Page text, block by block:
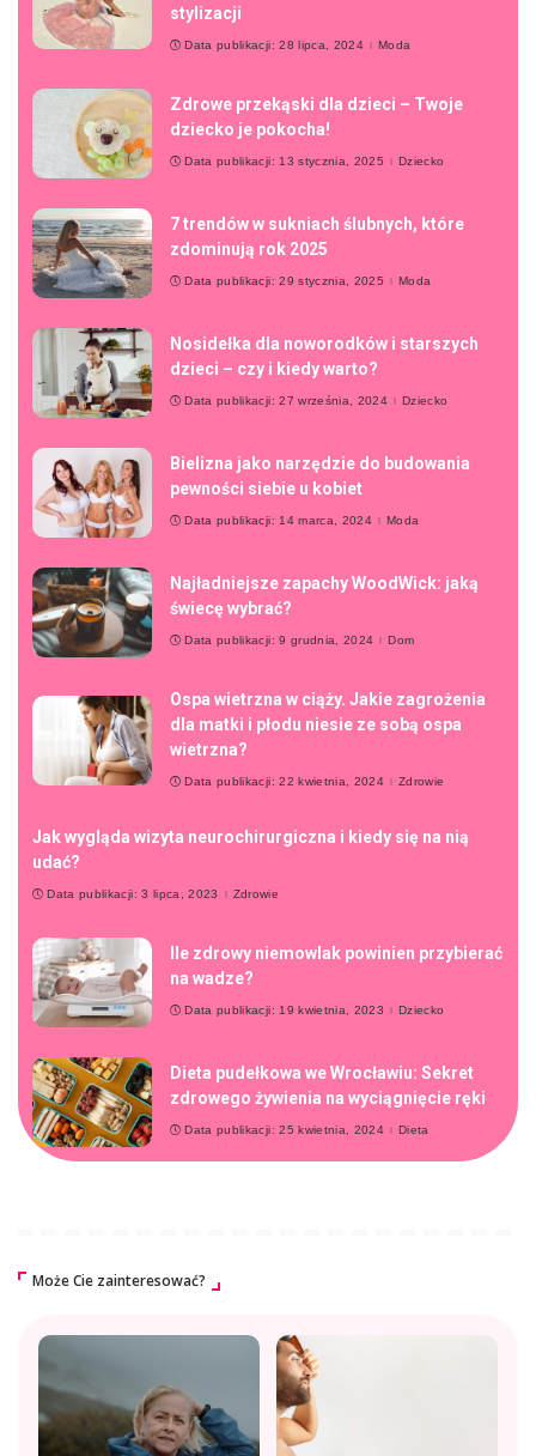
stylizacji
Data publikacji: 28 lipca, 2024 Moda
Zdrowe przekąski dla dzieci – Twoje
dziecko je pokocha!
Data publikacji: 13 stycznia, 2025 Dziecko
7 trendów w sukniach ślubnych, które
zdominują rok 2025
Data publikacji: 29 stycznia, 2025 Moda
Nosidełka dla noworodków i starszych
dzieci – czy i kiedy warto?
Data publikacji: 27 września, 2024 Dziecko
Bielizna jako narzędzie do budowania
pewności siebie u kobiet
Data publikacji: 14 marca, 2024 Moda
Najładniejsze zapachy WoodWick: jaką
świecę wybrać?
Data publikacji: 9 grudnia, 2024 Dom
Ospa wietrzna w ciąży. Jakie zagrożenia
dla matki i płodu niesie ze sobą ospa
wietrzna?
Data publikacji: 22 kwietnia, 2024 Zdrowie
Jak wygląda wizyta neurochirurgiczna i kiedy się na nią
udać?
Data publikacji: 3 lipca, 2023 Zdrowie
Ile zdrowy niemowlak powinien przybierać
na wadze?
Data publikacji: 19 kwietnia, 2023 Dziecko
Dieta pudełkowa we Wrocławiu: Sekret
zdrowego żywienia na wyciągnięcie ręki
Data publikacji: 25 kwietnia, 2024 Dieta
Może Cie zainteresować?